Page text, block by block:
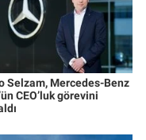
Selzam, Mercedes-Benz
CEO’luk görevini